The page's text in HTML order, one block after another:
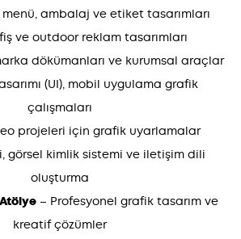
ambalaj ve etiket tasarımları
ve outdoor reklam tasarımları
dökümanları ve kurumsal araçlar
(UI), mobil uygulama grafik
çalışmaları
projeleri için grafik uyarlamalar
görsel kimlik sistemi ve iletişim dili
oluşturma
– Profesyonel grafik tasarım ve
kreatif çözümler